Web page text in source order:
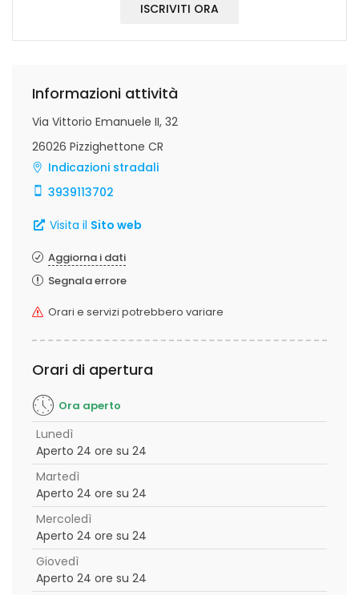
ISCRIVITI ORA
Informazioni attività
Via Vittorio Emanuele II, 32
26026 Pizzighettone CR
Indicazioni stradali
3939113702
Visita il Sito web
Aggiorna i dati
Segnala errore
Orari e servizi potrebbero variare
Orari di apertura
Ora aperto
Lunedì
Aperto 24 ore su 24
Martedì
Aperto 24 ore su 24
Mercoledì
Aperto 24 ore su 24
Giovedì
Aperto 24 ore su 24